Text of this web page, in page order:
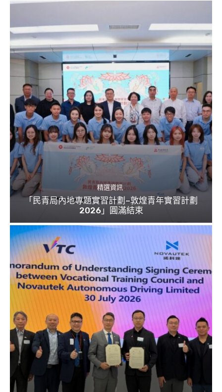
精選資訊
「民青局內地專題實習計劃–敦煌青年實習計劃
2026」圓滿結束